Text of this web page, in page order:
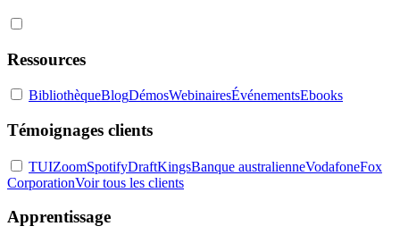
Ressources
BibliothèqueBlogDémosWebinairesÉvénementsEbooks
Témoignages clients
TUIZoomSpotifyDraftKingsBanque australienneVodafoneFox
CorporationVoir tous les clients
Apprentissage